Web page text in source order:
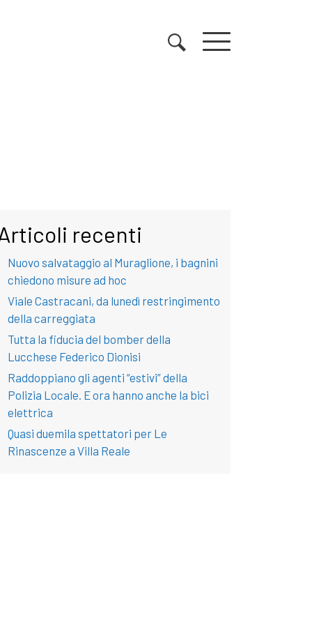
recenti
Nuovo salvataggio al Muraglione, i bagnini
chiedono misure ad hoc
Viale Castracani, da lunedì restringimento
della carreggiata
Tutta la fiducia del bomber della
Lucchese Federico Dionisi
Raddoppiano gli agenti “estivi” della
Polizia Locale. E ora hanno anche la bici
elettrica
Quasi duemila spettatori per Le
Rinascenze a Villa Reale